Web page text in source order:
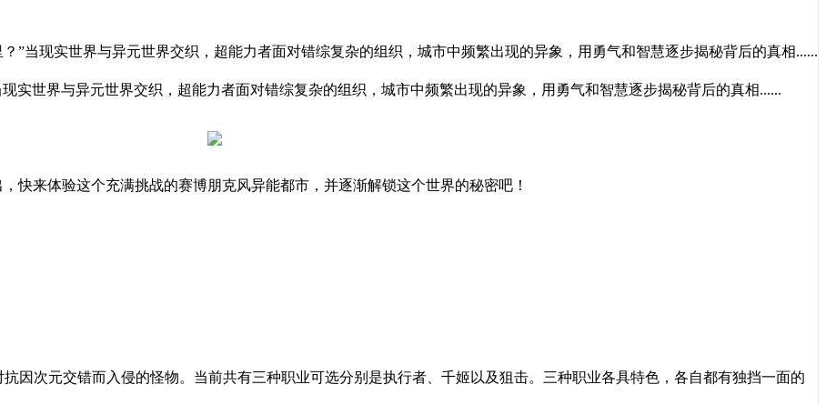
”当现实世界与异元世界交织，超能力者面对错综复杂的组织，城市中频繁出现的异象，用勇气和智慧逐步揭秘背后的真相......
实世界与异元世界交织，超能力者面对错综复杂的组织，城市中频繁出现的异象，用勇气和智慧逐步揭秘背后的真相......
快来体验这个充满挑战的赛博朋克风异能都市，并逐渐解锁这个世界的秘密吧！
因次元交错而入侵的怪物。当前共有三种职业可选分别是执行者、千姬以及狙击。三种职业各具特色，各自都有独挡一面的